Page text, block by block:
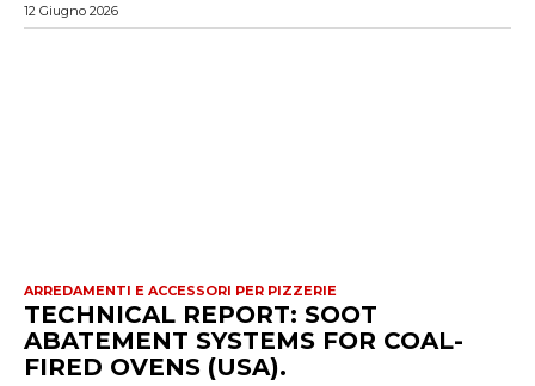
12 Giugno 2026
ARREDAMENTI E ACCESSORI PER PIZZERIE
TECHNICAL REPORT: SOOT
ABATEMENT SYSTEMS FOR COAL-
FIRED OVENS (USA).